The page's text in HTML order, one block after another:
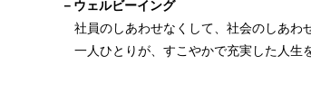
－ウェルビーイング
社員のしあわせなくして、社会のしあわ
一人ひとりが、すこやかで充実した人生